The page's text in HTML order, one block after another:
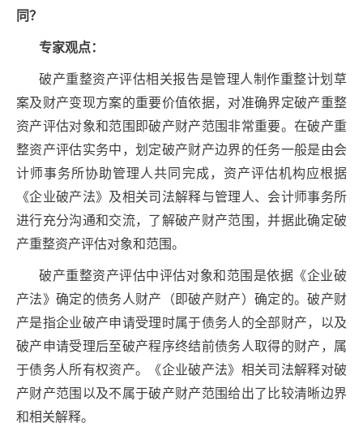
同？
专家观点：
破产重整资产评估相关报告是管理人制作重整计划草
案及财产变现方案的重要价值依据，对准确界定破产重整
资产评估对象和范围即破产财产范围非常重要。在破产重
整资产评估实务中，划定破产财产边界的任务一般是由会
计师事务所协助管理人共同完成，资产评估机构应根据
《企业破产法》及相关司法解释与管理人、会计师事务所
进行充分沟通和交流，了解破产财产范围，并据此确定破
产重整资产评估对象和范围。
破产重整资产评估中评估对象和范围是依据《企业破
产法》确定的债务人财产（即破产财产）确定的。破产财
产是指企业破产申请受理时属于债务人的全部财产，以及
破产申请受理后至破产程序终结前债务人取得的财产，属
于债务人所有权资产。《企业破产法》相关司法解释对破
产财产范围以及不属于破产财产范围给出了比较清晰边界
和相关解释。